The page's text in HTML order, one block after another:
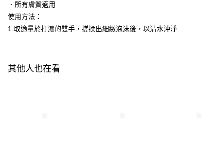
２．訂單成立數日內，您將收到繳費通知簡訊。
３．收到繳費通知簡訊後14天內，點擊此簡訊中的連結，可透過四大超商／
ATM／網路銀行／等多元方式進行付款，方視為交易完成。
※ 請注意：結帳手續完成當下不需立刻繳費，但若您需要取消訂單，請聯絡
是否繳費成功／繳費後需取消欲退款等相關疑問，請聯繫「AFTEE先享後付
付款後7-11取貨
每筆NT$100，滿NT$3,000(含以上)免運費
宅配-離島
．所有膚質適用
使用方法：
1.取適量於打濕的雙手，搓揉出細緻泡沫後，以清水沖淨
其他人也在看